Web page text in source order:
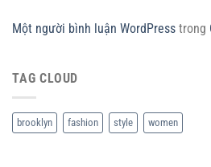
Một người bình luận WordPress trong
TAG CLOUD
brooklyn fashion style women